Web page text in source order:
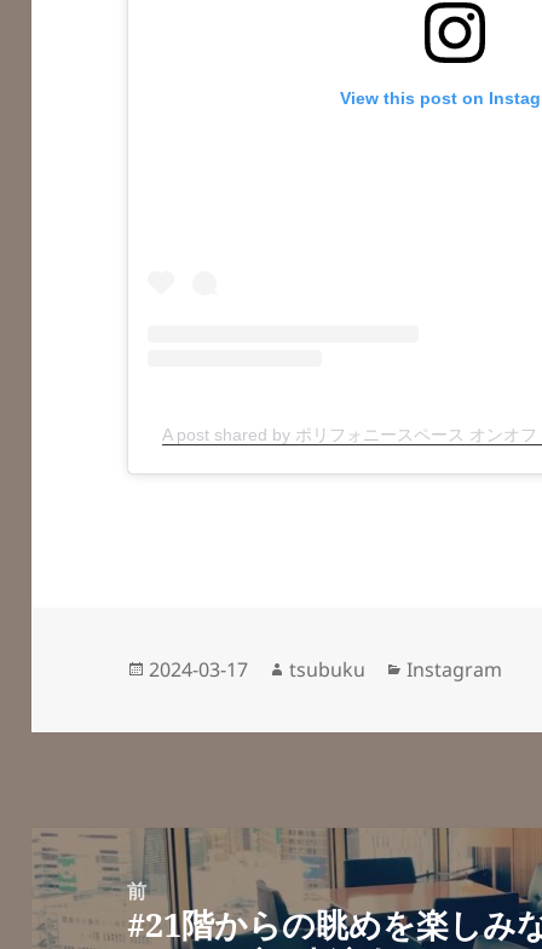
View this post on
A post shared by ポリフォニースペース オンオ
投
日:
2024-03-17
作
者
tsubuku
カ
ゴ
Instagram
投
稿
ナ
前
前
#21階からの眺めを楽しみ